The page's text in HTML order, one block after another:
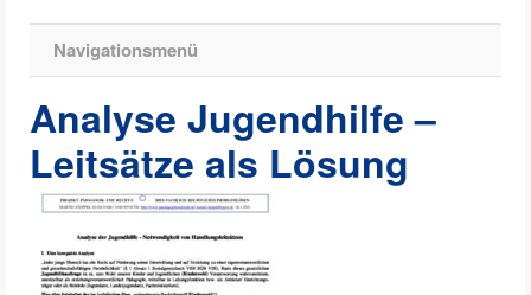
Navigationsmenü
Analyse Jugendhilfe –
Leitsätze als Lösung